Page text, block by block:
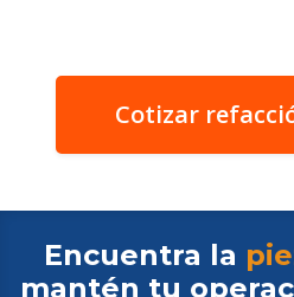
Cotizar
Encuentra la
mantén tu